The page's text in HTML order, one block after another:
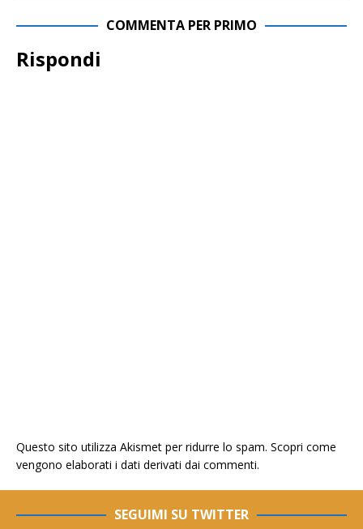
COMMENTA PER PRIMO
Rispondi
Questo sito utilizza Akismet per ridurre lo spam. Scopri come
vengono elaborati i dati derivati dai commenti.
SEGUIMI SU TWITTER